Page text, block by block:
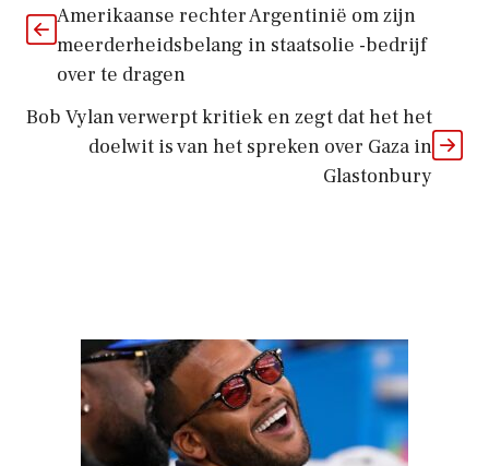
Amerikaanse rechter Argentinië om zijn
meerderheidsbelang in staatsolie -bedrijf
over te dragen
Bob Vylan verwerpt kritiek en zegt dat het het
doelwit is van het spreken over Gaza in
Glastonbury